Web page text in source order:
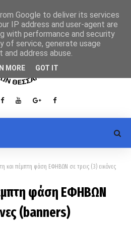
και πέμπτη φάση ΕΦΗΒΩΝ σε τρεις (3) εικόνες
φάση ΕΦΗΒΩΝ
(banners)
Google to deliver its services
IP address and user-agent are
with performance and security
of service, generate usage
address abuse.
MORE GOT IT